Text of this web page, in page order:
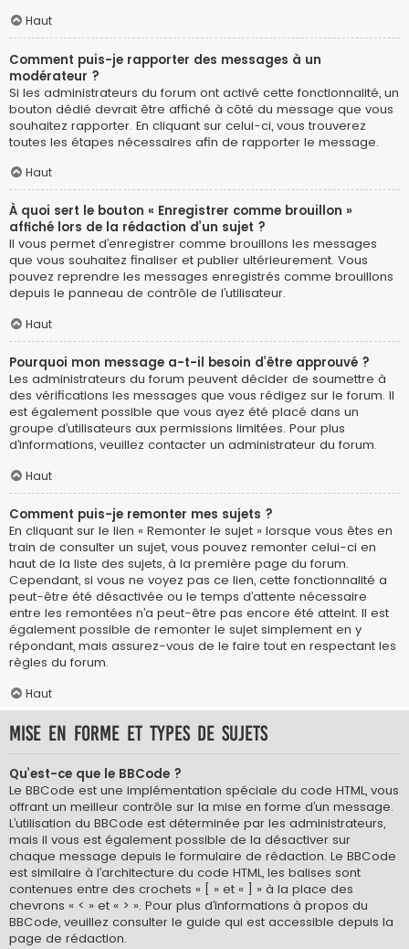
Haut
Comment puis-je rapporter des messages à un
modérateur ?
Si les administrateurs du forum ont activé cette fonctionnalité, un
bouton dédié devrait être affiché à côté du message que vous
souhaitez rapporter. En cliquant sur celui-ci, vous trouverez
toutes les étapes nécessaires afin de rapporter le message.
Haut
À quoi sert le bouton « Enregistrer comme brouillon »
affiché lors de la rédaction d’un sujet ?
Il vous permet d’enregistrer comme brouillons les messages
que vous souhaitez finaliser et publier ultérieurement. Vous
pouvez reprendre les messages enregistrés comme brouillons
depuis le panneau de contrôle de l’utilisateur.
Haut
Pourquoi mon message a-t-il besoin d’être approuvé ?
Les administrateurs du forum peuvent décider de soumettre à
des vérifications les messages que vous rédigez sur le forum. Il
est également possible que vous ayez été placé dans un
groupe d’utilisateurs aux permissions limitées. Pour plus
d’informations, veuillez contacter un administrateur du forum.
Haut
Comment puis-je remonter mes sujets ?
En cliquant sur le lien « Remonter le sujet » lorsque vous êtes en
train de consulter un sujet, vous pouvez remonter celui-ci en
haut de la liste des sujets, à la première page du forum.
Cependant, si vous ne voyez pas ce lien, cette fonctionnalité a
peut-être été désactivée ou le temps d’attente nécessaire
entre les remontées n’a peut-être pas encore été atteint. Il est
également possible de remonter le sujet simplement en y
répondant, mais assurez-vous de le faire tout en respectant les
règles du forum.
Haut
Mise en forme et types de sujets
Qu’est-ce que le BBCode ?
Le BBCode est une implémentation spéciale du code HTML, vous
offrant un meilleur contrôle sur la mise en forme d’un message.
L’utilisation du BBCode est déterminée par les administrateurs,
mais il vous est également possible de la désactiver sur
chaque message depuis le formulaire de rédaction. Le BBCode
est similaire à l’architecture du code HTML, les balises sont
contenues entre des crochets « [ » et « ] » à la place des
chevrons « < » et « > ». Pour plus d’informations à propos du
BBCode, veuillez consulter le guide qui est accessible depuis la
page de rédaction.